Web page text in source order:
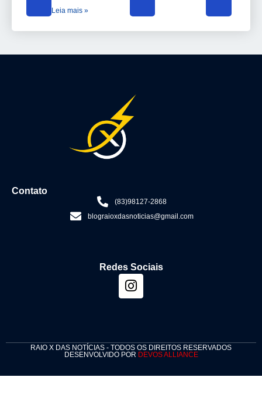
Leia mais »
Contato
(83)98127-2868
blograioxdasnoticias@gmail.com
Redes Sociais
RAIO X DAS NOTÍCIAS - TODOS OS DIREITOS RESERVADOS
DESENVOLVIDO POR DEVOS ALLIANCE